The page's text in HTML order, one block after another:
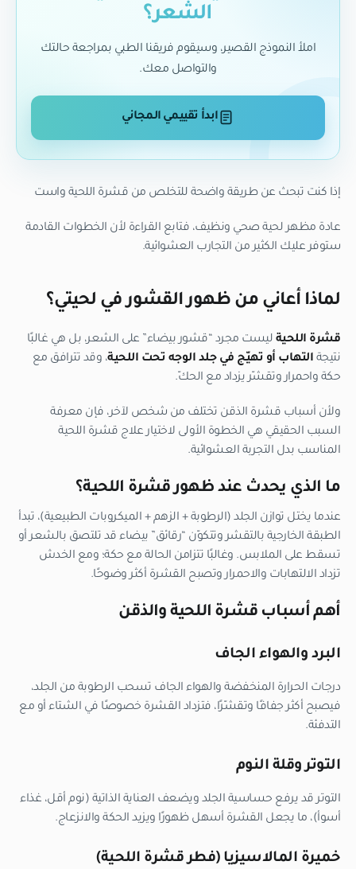
الشعر؟
املأ النموذج القصير، وسيقوم فريقنا الطبي بمراجعة حالتك
والتواصل معك.
ابدأ تقييمي المجاني
إذا كنت تبحث عن طريقة واضحة للتخلص من قشرة اللحية واست
عادة مظهر لحية صحي ونظيف، فتابع القراءة لأن الخطوات القادمة
ستوفر عليك الكثير من التجارب العشوائية.
لماذا أعاني من ظهور القشور في لحيتي؟
قشرة اللحية ليست مجرد “قشور بيضاء” على الشعر، بل هي غالبًا
نتيجة التهاب أو تهيّج في جلد الوجه تحت اللحية، وقد تترافق مع
حكة واحمرار وتقشّر يزداد مع الحكّ.
ولأن أسباب قشرة الذقن تختلف من شخص لآخر، فإن معرفة
السبب الحقيقي هي الخطوة الأولى لاختيار علاج قشرة اللحية
المناسب بدل التجربة العشوائية.
ما الذي يحدث عند ظهور قشرة اللحية؟
عندما يختل توازن الجلد (الرطوبة + الزهم + الميكروبات الطبيعية)، تبدأ
الطبقة الخارجية بالتقشر وتتكوّن “رقائق” بيضاء قد تلتصق بالشعر أو
تسقط على الملابس. وغالبًا تتزامن الحالة مع حكة؛ ومع الخدش
تزداد الالتهابات والاحمرار وتصبح القشرة أكثر وضوحًا.
أهم أسباب قشرة اللحية والذقن
البرد والهواء الجاف
درجات الحرارة المنخفضة والهواء الجاف تسحب الرطوبة من الجلد،
فيصبح أكثر جفافًا وتقشّرًا، فتزداد القشرة خصوصًا في الشتاء أو مع
التدفئة.
التوتر وقلة النوم
التوتر قد يرفع حساسية الجلد ويضعف العناية الذاتية (نوم أقل، غذاء
أسوأ)، ما يجعل القشرة أسهل ظهورًا ويزيد الحكة والانزعاج.
خميرة المالاسيزيا (فطر قشرة اللحية)